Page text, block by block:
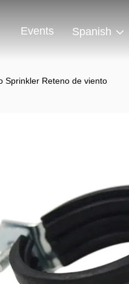
Events Spanish
Sprinkler Reteno de viento